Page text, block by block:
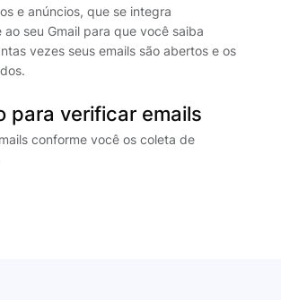
e anúncios, que se integra
seu Gmail para que você saiba
vezes seus emails são abertos e os
para verificar emails
conforme você os coleta de